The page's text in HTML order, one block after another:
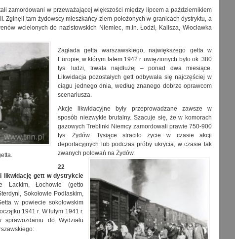
zamordowani w przeważającej większości między lipcem a październikiem
Zginęli tam żydowscy mieszkańcy ziem położonych w granicach dystryktu, a
wcielonych do nazistowskich Niemiec, m.in. Łodzi, Kalisza, Włocławka
Zagłada getta warszawskiego, największego getta w
Europie, w którym latem 1942 r. uwięzionych było ok. 380
tys. ludzi, trwała najdłużej – ponad dwa miesiące.
Likwidacja pozostałych gett odbywała się najczęściej w
ciągu jednego dnia, według znanego dobrze oprawcom
scenariusza.
Akcje likwidacyjne były przeprowadzane zawsze w
sposób niezwykle brutalny. Szacuje się, że w komorach
gazowych Treblinki Niemcy zamordowali prawie 750-900
tys. Żydów. Tysiące straciło życie w czasie akcji
deportacyjnych lub podczas próby ukrycia, w czasie tak
zwanych polowań na Żydów.
22
likwidację gett w dystrykcie
Lackim, Łochowie (getto
Sokołowie Podlaskim,
w powiecie sokołowskim
1941 r. W lutym 1941 r.
sprawozdaniu do Wydziału